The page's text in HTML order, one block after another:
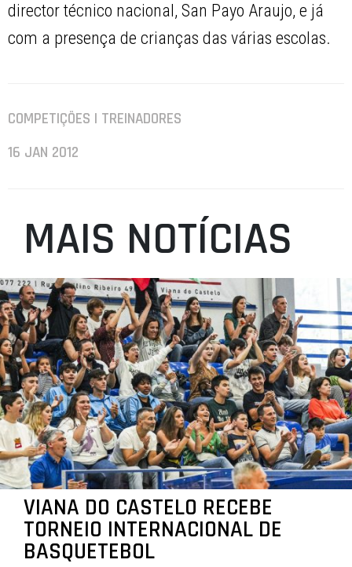
director técnico nacional, San Payo Araujo, e já
com a presença de crianças das várias escolas.
COMPETIÇÕES | TREINADORES
16 JAN 2012
MAIS NOTÍCIAS
VIANA DO CASTELO RECEBE
TORNEIO INTERNACIONAL DE
BASQUETEBOL